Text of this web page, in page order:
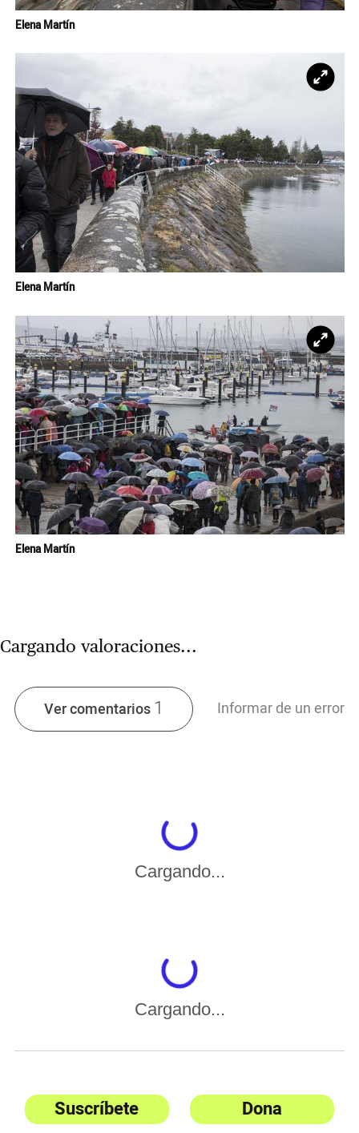
Elena Martín
Elena Martín
Elena Martín
Cargando valoraciones...
Ver comentarios 1 Informar de un error
Cargando...
Cargando...
Suscríbete Dona